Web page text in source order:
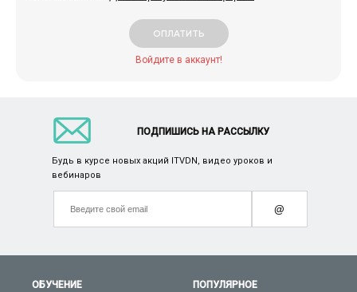
ОПЛАТИТЬ
Войдите в аккаунт!
ОБУЧЕНИЕ ПОПУЛЯРНОЕ
ПОДПИШИСЬ НА РАССЫЛКУ
Будь в курсе новых акций ITVDN, видео уроков и
вебинаров
@